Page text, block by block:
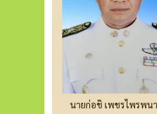
นายก่อชิ เพชรไพรพน